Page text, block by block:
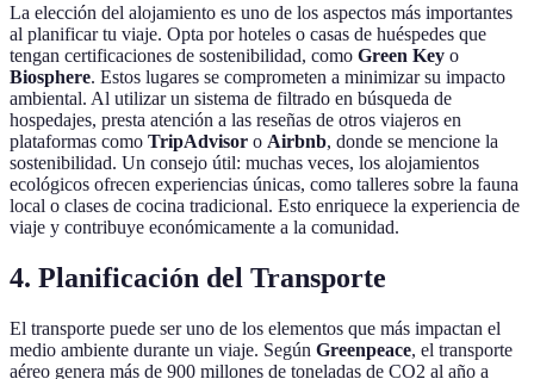
La elección del alojamiento es uno de los aspectos más importantes
al planificar tu viaje. Opta por hoteles o casas de huéspedes que
tengan certificaciones de sostenibilidad, como Green Key o
Biosphere. Estos lugares se comprometen a minimizar su impacto
ambiental. Al utilizar un sistema de filtrado en búsqueda de
hospedajes, presta atención a las reseñas de otros viajeros en
plataformas como TripAdvisor o Airbnb, donde se mencione la
sostenibilidad. Un consejo útil: muchas veces, los alojamientos
ecológicos ofrecen experiencias únicas, como talleres sobre la fauna
local o clases de cocina tradicional. Esto enriquece la experiencia de
viaje y contribuye económicamente a la comunidad.
4. Planificación del Transporte
El transporte puede ser uno de los elementos que más impactan el
medio ambiente durante un viaje. Según Greenpeace, el transporte
aéreo genera más de 900 millones de toneladas de CO2 al año a